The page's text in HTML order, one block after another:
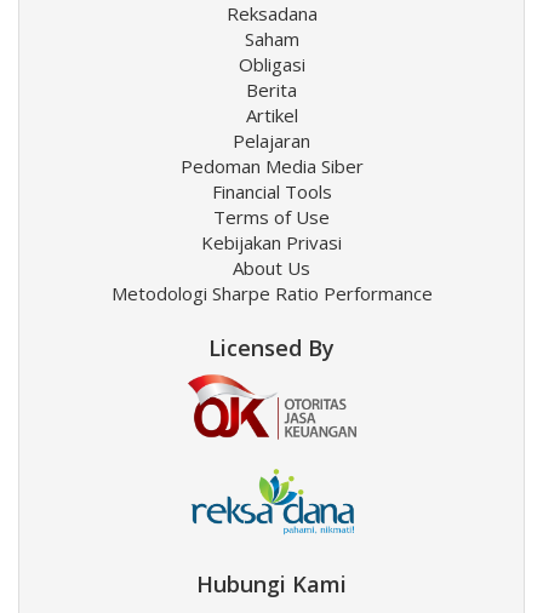
Reksadana
Saham
Obligasi
Berita
Artikel
Pelajaran
Pedoman Media Siber
Financial Tools
Terms of Use
Kebijakan Privasi
About Us
Metodologi Sharpe Ratio Performance
Licensed By
Hubungi Kami